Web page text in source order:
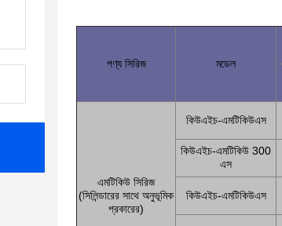
পণ্য সিরিজ মডেল
এমটিকিউ সিরিজ
(সিলিন্ডারের সাথে অনুভূমিক
প্রকারের)
কিউএইচ-এমটিকিউএস
কিউএইচ-এমটিকিউ 300
এস
কিউএইচ-এমটিকিউএস